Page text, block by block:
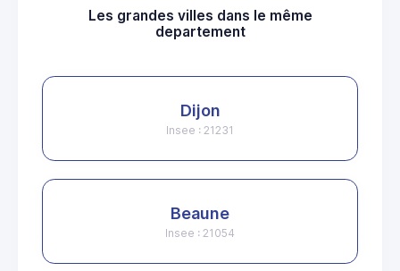
Les grandes villes dans le même
departement
Dijon
Insee : 21231
Beaune
Insee : 21054